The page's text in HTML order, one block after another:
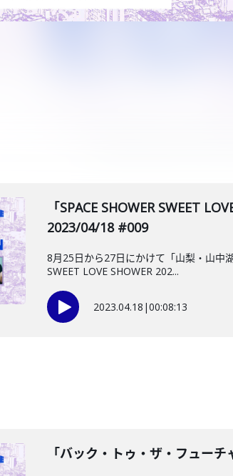
「SPACE SHOWER SWEET
2023/04/18 #009
8月25日から27日にかけて「山梨・山中
SWEET LOVE SHOWER 202...
2023.04.18 |00:08:13
「バック・トゥ・ザ・フュー